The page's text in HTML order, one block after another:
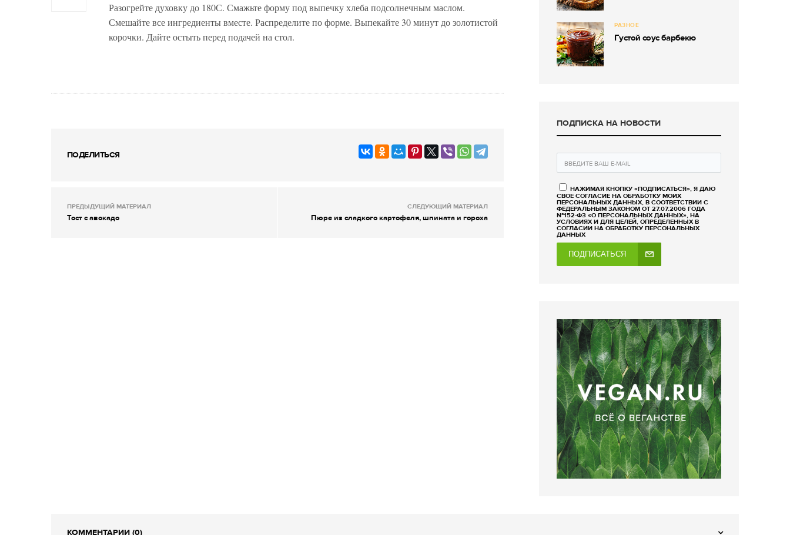
Разогрейте духовку до 180С. Смажьте форму под выпечку хлеба подсолнечным маслом.
Смешайте все ингредиенты вместе. Распределите по форме. Выпекайте 30 минут до золотистой
корочки. Дайте остыть перед подачей на стол.
ПОДЕЛИТЬСЯ
ПРЕДЫДУЩИЙ МАТЕРИАЛ
Тост с авокадо
СЛЕДУЮЩИЙ МАТЕРИАЛ
Пюре из сладкого картофеля, шпината и гороха
РАЗНОЕ
Густой соус барбекю
ПОДПИСКА НА НОВОСТИ
НАЖИМАЯ КНОПКУ «ПОДПИСАТЬСЯ», Я ДАЮ
СВОЕ СОГЛАСИЕ НА ОБРАБОТКУ МОИХ
ПЕРСОНАЛЬНЫХ ДАННЫХ, В СООТВЕТСТВИИ С
ФЕДЕРАЛЬНЫМ ЗАКОНОМ ОТ 27.07.2006 ГОДА
№152-ФЗ «О ПЕРСОНАЛЬНЫХ ДАННЫХ», НА
УСЛОВИЯХ И ДЛЯ ЦЕЛЕЙ, ОПРЕДЕЛЕННЫХ В
СОГЛАСИИ НА ОБРАБОТКУ ПЕРСОНАЛЬНЫХ
ДАННЫХ
ПОДПИСАТЬСЯ
КОММЕНТАРИИ (0)